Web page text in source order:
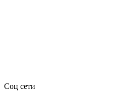
Соц сети